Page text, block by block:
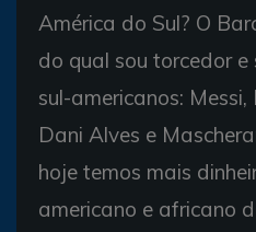
América do Sul? O
do qual sou torcedor e
sul-americanos:
Dani Alves e
hoje temos mais
americano e africano